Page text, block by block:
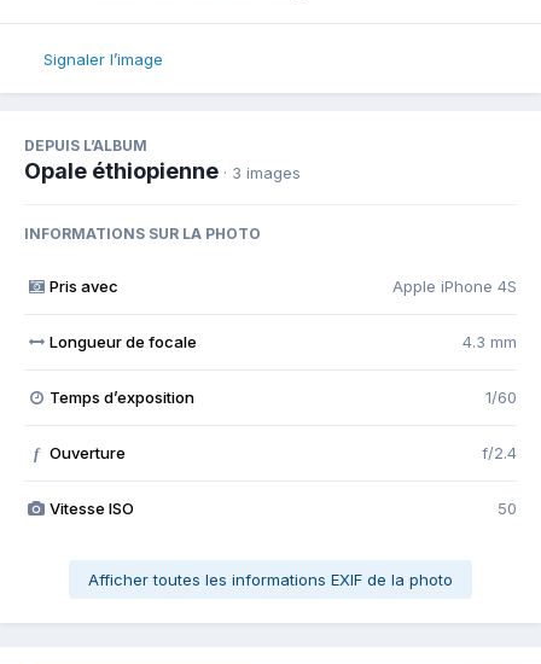
Signaler l’image
DEPUIS L’ALBUM
Opale éthiopienne · 3 images
INFORMATIONS SUR LA PHOTO
Pris avec Apple iPhone 4S
Longueur de focale 4.3 mm
Temps d’exposition 1/60
f Ouverture f/2.4
Vitesse ISO 50
Afficher toutes les informations EXIF de la photo